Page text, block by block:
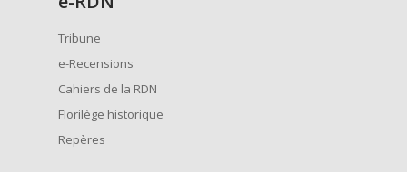
Tribune
e-Recensions
Cahiers de la RDN
Florilège historique
Repères